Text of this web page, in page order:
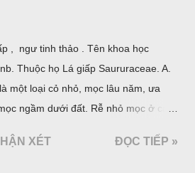
, ngư tinh thảo . Tên khoa học
Thuộc họ Lá giấp Saururaceae. A.
một loại cỏ nhỏ, mọc lâu năm, ưa
ngầm dưới đất. Rễ nhỏ mọc ở các
nhọn hay nhọn hẳn. Hoa nhỏ màu
XÉT ĐỌC TIẾP »